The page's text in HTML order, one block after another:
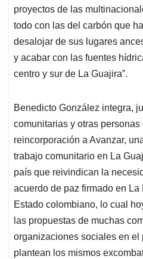
proyectos de las
todo con las del carbón que
desalojar de sus lugares
y acabar con las fuentes
centro y sur de La Guajira”.
Benedicto González integra,
comunitarias y otras personas
reincorporación a Avanzar,
trabajo comunitario en La
país que reivindican la
acuerdo de paz firmado en La
Estado colombiano, lo cual
las propuestas de muchas
organizaciones sociales en el
plantean los mismos